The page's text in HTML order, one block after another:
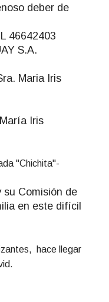
deber de
46642403
S.A.
Maria Iris
Iris
"Chichita"-
su Comisión de
en este difícil
hace llegar